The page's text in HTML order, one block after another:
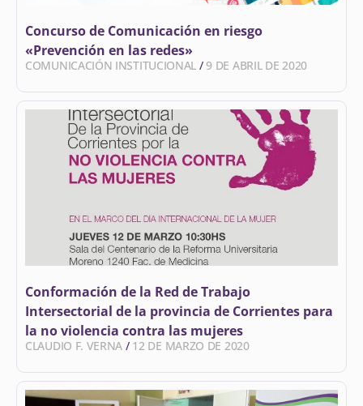
Concurso de Comunicación en riesgo
«Prevención en las redes»
COMUNICACIÓN INSTITUCIONAL 9 DE ABRIL DE 2020
Conformación de la Red de Trabajo
Intersectorial de la provincia de Corrientes para
la no violencia contra las mujeres
CLAUDIO F. VERNA 12 DE MARZO DE 2020